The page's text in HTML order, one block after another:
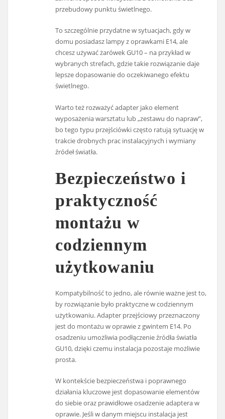
przebudowy punktu świetlnego.
To szczególnie przydatne w sytuacjach, gdy w
domu posiadasz lampy z oprawkami E14, ale
chcesz używać żarówek GU10 – na przykład w
wybranych strefach, gdzie takie rozwiązanie daje
lepsze dopasowanie do oczekiwanego efektu
świetlnego.
Warto też rozważyć adapter jako element
wyposażenia warsztatu lub „zestawu do napraw”,
bo tego typu przejściówki często ratują sytuację w
trakcie drobnych prac instalacyjnych i wymiany
źródeł światła.
Bezpieczeństwo i
praktyczność
montażu w
codziennym
użytkowaniu
Kompatybilność to jedno, ale równie ważne jest to,
by rozwiązanie było praktyczne w codziennym
użytkowaniu. Adapter przejściowy przeznaczony
jest do montażu w oprawie z gwintem E14. Po
osadzeniu umożliwia podłączenie źródła światła
GU10, dzięki czemu instalacja pozostaje możliwie
prosta.
W kontekście bezpieczeństwa i poprawnego
działania kluczowe jest dopasowanie elementów
do siebie oraz prawidłowe osadzenie adaptera w
oprawie. Jeśli w danym miejscu instalacja jest